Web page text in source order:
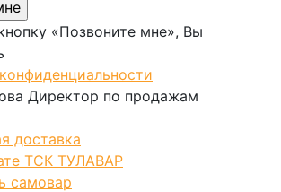
«Позвоните мне», Вы
Директор по продажам
доставка
ТСК ТУЛАВАР
самовар